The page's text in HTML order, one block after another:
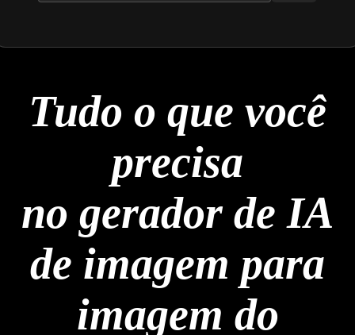
Tudo o que você
precisa
no gerador de IA
de imagem para
imagem do